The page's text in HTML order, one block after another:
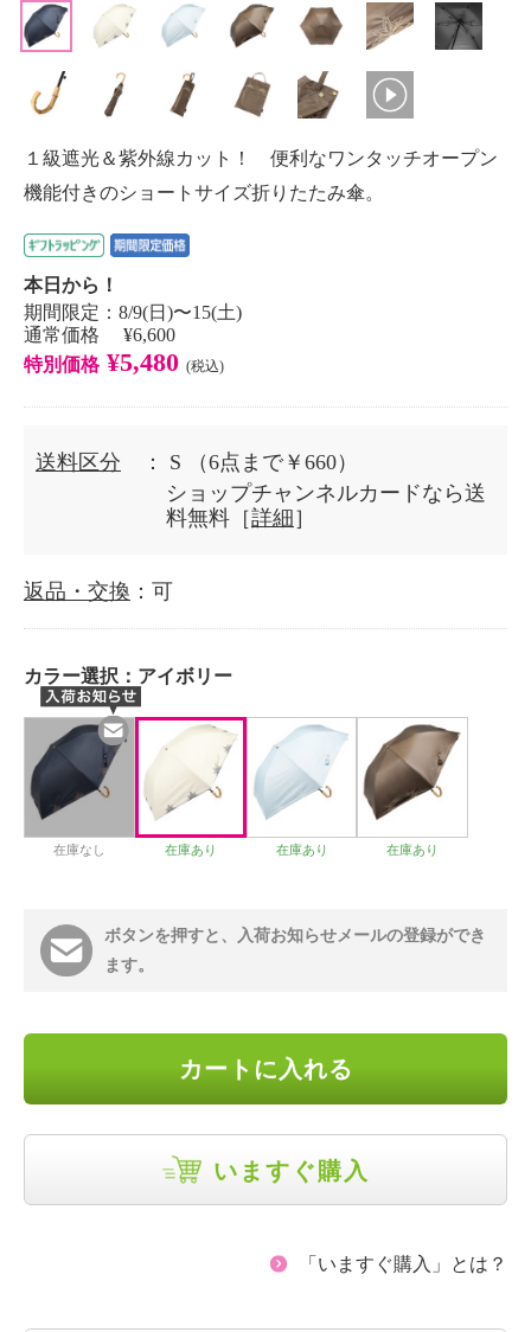
１級遮光＆紫外線カット！ 便利なワンタッチオープン
機能付きのショートサイズ折りたたみ傘。
本日から！
期間限定：8/9(日)〜15(土)
通常価格 ¥6,600
特別価格 ¥5,480 (税込)
送料区分 ： S
（6点まで￥660）
ショップチャンネルカードなら送
料無料［詳細 ］
返品・交換 ：可
カラー選択： アイボリー
在庫なし 在庫あり 在庫あり 在庫あり
ボタンを押すと、入荷お知らせメールの登録ができ
ます。
カートに入れる
いますぐ購入
「いますぐ購入」とは？